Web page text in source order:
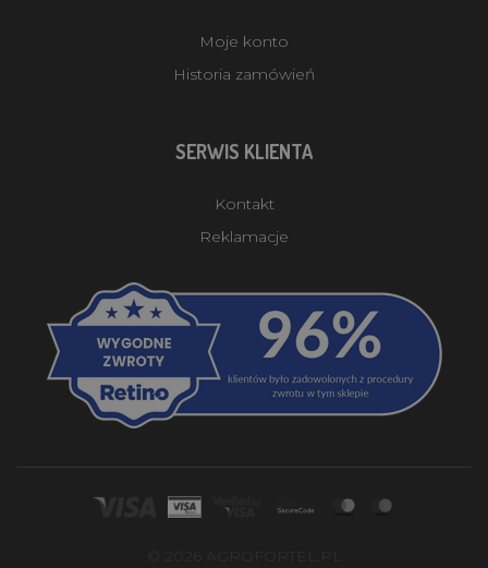
Moje konto
Historia zamówień
SERWIS KLIENTA
Kontakt
Reklamacje